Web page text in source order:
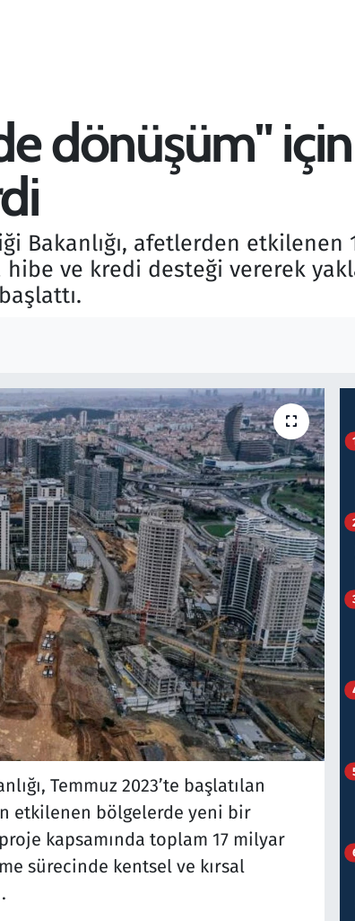
dönüşüm"
Bakanlığı, afetlerden
ve kredi desteği vererek
Temmuz 2023’te başlatılan
etkilenen bölgelerde yeni bir
kapsamında toplam 17 milyar
sürecinde kentsel ve kırsal